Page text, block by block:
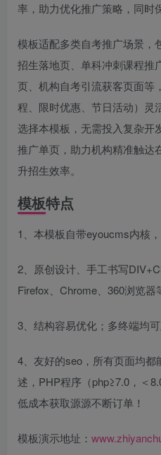
率，助力优化推广策略，同时
模板适配多类自考推广场景，
招生落地页、单科冲刺课程推
页、机构自考引流获客页面等
程、限时优惠、节日活动）灵
选择本模板，无需投入复杂开
推广单页，助力机构精准触达
升招生效率。
模板特点
1、本模板自带eyoucms内核
2、原创设计、手工书写
Firefox、Chrome、360浏览器
3、结构容易优化；多终端均可
4、友好的seo，所有页面均
述，PHP程序（php≥7.0，＜
低成本获取源源不断订单！
模板演示地址：